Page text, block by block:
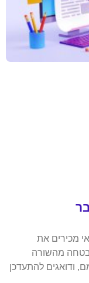
מכירים את
מהשורה
ודואגים להתעדכן